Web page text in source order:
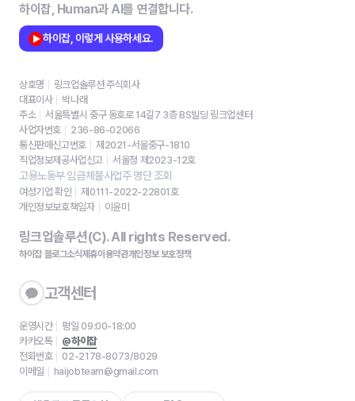
하이잡, Human과 AI를 연결합니다.
하이잡, 이렇게 사용하세요.
상호명
링크업솔루션 주식회사
대표이사
박나래
주소
서울특별시 중구 동호로 14길7 3층 BS빌딩 링크업센터
사업자번호
236-86-02066
통신판매신고번호
제2021-서울중구-1810
직업정보제공사업신고
서울청 제2023-12호
고용노동부 임금체불사업주 명단 조회
여성기업 확인
제0111-2022-22801호
개인정보보호책임자
이윤미
링크업솔루션(C). All rights Reserved.
하이잡 블로그소식제휴이용약관개인정보 보호정책
고객센터
운영시간
평일 09:00-18:00
카카오톡
@하이잡
전화번호
02-2178-8073/8029
이메일
haijobteam@gmail.com